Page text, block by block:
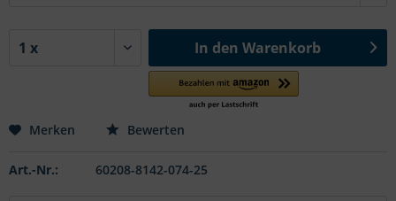
In den Warenkorb
Merken Bewerten
Art.-Nr.: 60208-8142-074-25